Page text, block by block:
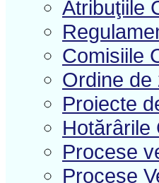
Atribuţiile
Comisiile
Ordine de
Proiecte
Hotărârile
Procese
Procese